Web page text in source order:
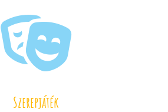

Szerepjáték